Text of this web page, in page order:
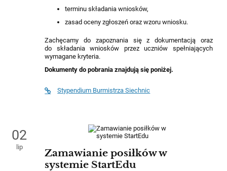
terminu składania wniosków,
zasad oceny zgłoszeń oraz wzoru wniosku.
Zachęcamy do zapoznania się z dokumentacją oraz
do składania wniosków przez uczniów spełniających
wymagane kryteria.
Dokumenty do pobrania znajdują się poniżej.
Stypendium Burmistrza Siechnic
02
lip
Zamawianie posiłków w
systemie StartEdu